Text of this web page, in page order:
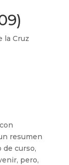
la Cruz
resumen
curso,
pero,